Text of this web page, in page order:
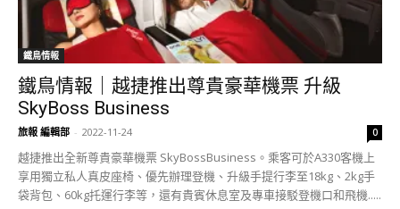
鐵鳥情報
鐵鳥情報｜越捷推出尊貴豪華機票 升級
SkyBoss Business
旅報 編輯部 - 2022-11-24 0
越捷推出全新尊貴豪華機票 SkyBossBusiness。乘客可於A330客機上
享用獨立私人真皮座椅、優先辦理登機、升級手提行李至18kg、2kg手
袋背包、60kg托運行李等，還有貴賓休息室及專車接駁登機口和飛機.....